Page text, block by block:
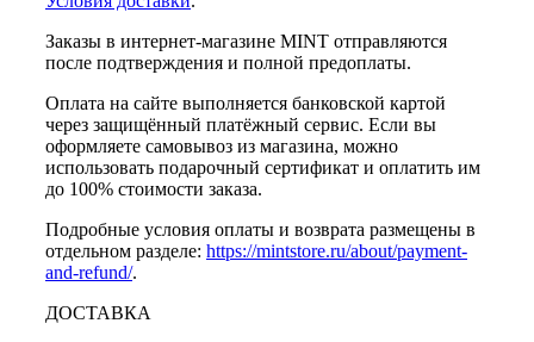
Заказы в интернет-магазине MINT отправляются
после подтверждения и полной предоплаты.
Оплата на сайте выполняется банковской картой
через защищённый платёжный сервис. Если вы
оформляете самовывоз из магазина, можно
использовать подарочный сертификат и оплатить им
до 100% стоимости заказа.
Подробные условия оплаты и возврата размещены в
отдельном разделе: https://mintstore.ru/about/payment-
and-refund/.
ДОСТАВКА